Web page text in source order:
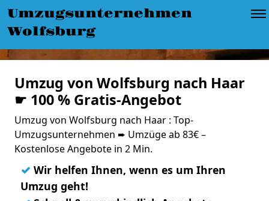
Umzugsunternehmen
Wolfsburg
Umzug von Wolfsburg nach Haar
☛ 100 % Gratis-Angebot
Umzug von Wolfsburg nach Haar : Top-
Umzugsunternehmen ➨ Umzüge ab 83€ –
Kostenlose Angebote in 2 Min.
✓ Wir helfen Ihnen, wenn es um Ihren
Umzug geht!